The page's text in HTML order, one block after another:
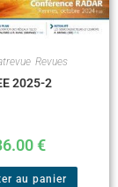
Revues
2025-2
€
au panier